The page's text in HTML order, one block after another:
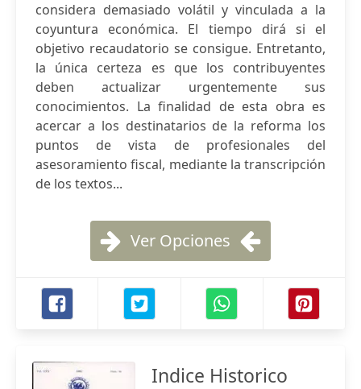
considera demasiado volátil y vinculada a la
coyuntura económica. El tiempo dirá si el
objetivo recaudatorio se consigue. Entretanto,
la única certeza es que los contribuyentes
deben actualizar urgentemente sus
conocimientos. La finalidad de esta obra es
acercar a los destinatarios de la reforma los
puntos de vista de profesionales del
asesoramiento fiscal, mediante la transcripción
de los textos...
Ver Opciones
Indice Historico